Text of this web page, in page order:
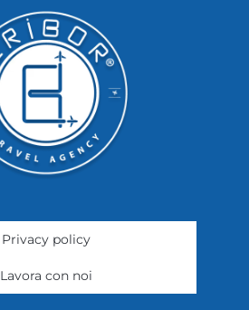
Privacy policy
Lavora con noi